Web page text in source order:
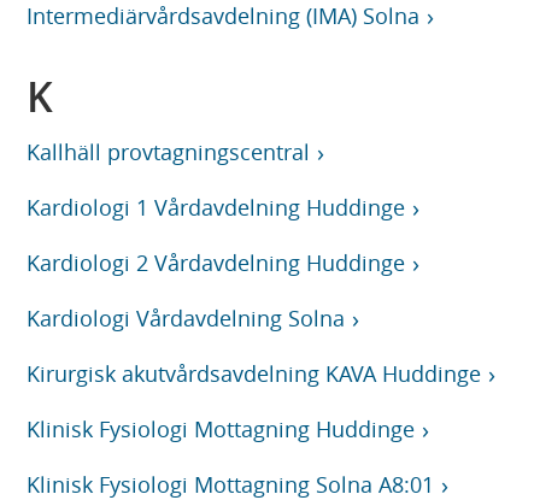
Intermediärvårdsavdelning (IMA) Solna
K
Kallhäll provtagningscentral
Kardiologi 1 Vårdavdelning Huddinge
Kardiologi 2 Vårdavdelning Huddinge
Kardiologi Vårdavdelning Solna
Kirurgisk akutvårdsavdelning KAVA Huddinge
Klinisk Fysiologi Mottagning Huddinge
Klinisk Fysiologi Mottagning Solna A8:01